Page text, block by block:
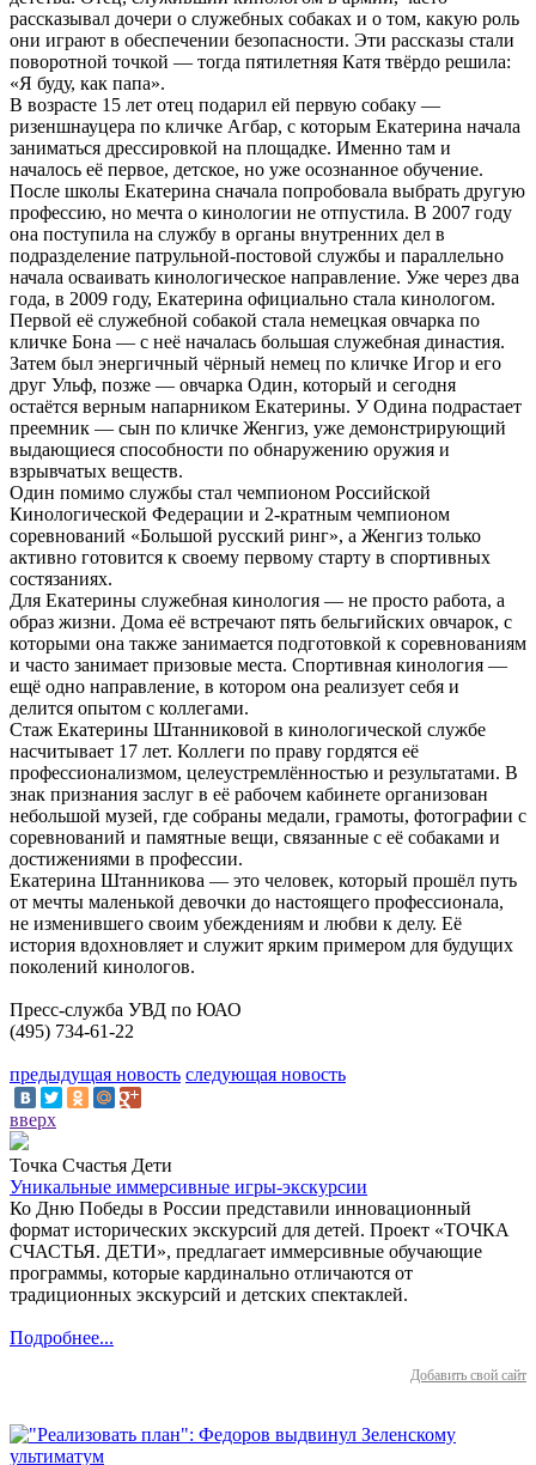
рассказывал дочери о служебных собаках и о том, какую роль
они играют в обеспечении безопасности. Эти рассказы стали
поворотной точкой — тогда пятилетняя Катя твёрдо решила:
«Я буду, как папа».
В возрасте 15 лет отец подарил ей первую собаку —
ризеншнауцера по кличке Агбар, с которым Екатерина начала
заниматься дрессировкой на площадке. Именно там и
началось её первое, детское, но уже осознанное обучение.
После школы Екатерина сначала попробовала выбрать другую
профессию, но мечта о кинологии не отпустила. В 2007 году
она поступила на службу в органы внутренних дел в
подразделение патрульной-постовой службы и параллельно
начала осваивать кинологическое направление. Уже через два
года, в 2009 году, Екатерина официально стала кинологом.
Первой её служебной собакой стала немецкая овчарка по
кличке Бона — с неё началась большая служебная династия.
Затем был энергичный чёрный немец по кличке Игор и его
друг Ульф, позже — овчарка Один, который и сегодня
остаётся верным напарником Екатерины. У Одина подрастает
преемник — сын по кличке Женгиз, уже демонстрирующий
выдающиеся способности по обнаружению оружия и
взрывчатых веществ.
Один помимо службы стал чемпионом Российской
Кинологической Федерации и 2-кратным чемпионом
соревнований «Большой русский ринг», а Женгиз только
активно готовится к своему первому старту в спортивных
состязаниях.
Для Екатерины служебная кинология — не просто работа, а
образ жизни. Дома её встречают пять бельгийских овчарок, с
которыми она также занимается подготовкой к соревнованиям
и часто занимает призовые места. Спортивная кинология —
ещё одно направление, в котором она реализует себя и
делится опытом с коллегами.
Стаж Екатерины Штанниковой в кинологической службе
насчитывает 17 лет. Коллеги по праву гордятся её
профессионализмом, целеустремлённостью и результатами. В
знак признания заслуг в её рабочем кабинете организован
небольшой музей, где собраны медали, грамоты, фотографии с
соревнований и памятные вещи, связанные с её собаками и
достижениями в профессии.
Екатерина Штанникова — это человек, который прошёл путь
от мечты маленькой девочки до настоящего профессионала,
не изменившего своим убеждениям и любви к делу. Её
история вдохновляет и служит ярким примером для будущих
поколений кинологов.
Пресс-служба УВД по ЮАО
(495) 734-61-22
предыдущая новость следующая новость
вверх
Точка Счастья Дети
Уникальные иммерсивные игры-экскурсии
Ко Дню Победы в России представили инновационный
формат исторических экскурсий для детей. Проект «ТОЧКА
СЧАСТЬЯ. ДЕТИ», предлагает иммерсивные обучающие
программы, которые кардинально отличаются от
традиционных экскурсий и детских спектаклей.
Подробнее...
Добавить свой сайт